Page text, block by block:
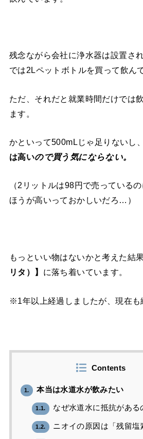
残念ながら会社に浄水器は設置さ
では2Lペットボトルを買って飲ん
ただ、それだと就業時間だけでは
ます。
かといって500mLじゃ足りないし、
は高いので買う気にならない。
（2リットルは98円で売っている
ほうが高いっておかしいだろ…）
もっといい物はないかと考えた結
リタ）】 に落ち着いています。
※1年以上経過しましたが、現在も
Contents
1. 本当は水道水が飲みたい
1.1. なぜ水道水に抵抗がある
1.2. ニオイの原因は「残留塩